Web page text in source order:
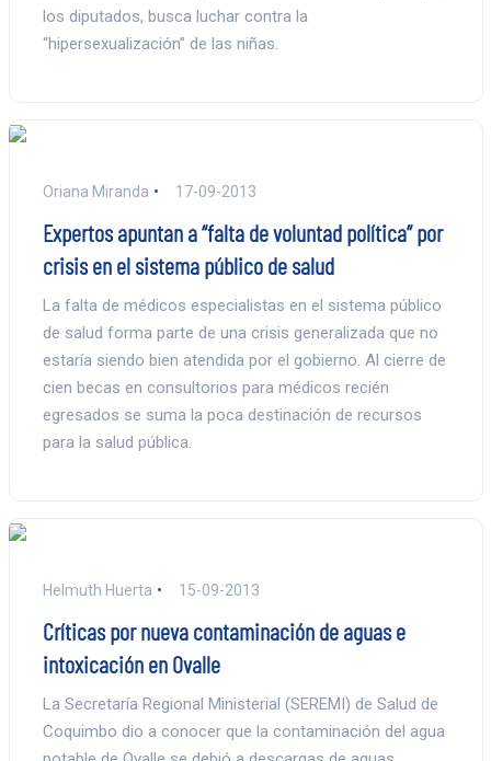
los diputados, busca luchar contra la
“hipersexualización” de las niñas.
Oriana Miranda 17-09-2013
Expertos apuntan a “falta de voluntad política” por
crisis en el sistema público de salud
La falta de médicos especialistas en el sistema público
de salud forma parte de una crisis generalizada que no
estaría siendo bien atendida por el gobierno. Al cierre de
cien becas en consultorios para médicos recién
egresados se suma la poca destinación de recursos
para la salud pública.
Helmuth Huerta 15-09-2013
Críticas por nueva contaminación de aguas e
intoxicación en Ovalle
La Secretaría Regional Ministerial (SEREMI) de Salud de
Coquimbo dio a conocer que la contaminación del agua